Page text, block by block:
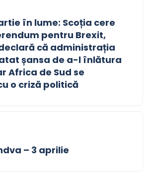
în lume: Scoția cere
pentru Brexit,
că administrația
șansa de a-l înlătura
Africa de Sud se
o criză politică
– 3 aprilie